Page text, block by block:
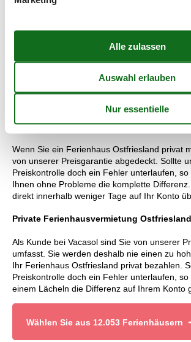
Norden, im Aquarium Wilhelmshaven und im
Vermietung von private Ferienhäuser
Ihre Vorteile bei Vacasol
Aus diesem Grund können Sie sich innerhalb
Überblick über alle Angebote verschaffen
Private Ferienhäuser mieten Ostfriesland:
Wenn Sie ein Ferienhaus Ostfriesland privat
von unserer Preisgarantie abgedeckt. Sollte
Preiskontrolle doch ein Fehler unterlaufen,
Ihnen ohne Probleme die komplette
direkt innerhalb weniger Tage auf Ihr Konto
Private Ferienhausvermietung
Als Kunde bei Vacasol sind Sie von unserer
umfasst. Sie werden deshalb nie einen zu
Ihr Ferienhaus Ostfriesland privat bezahlen.
Preiskontrolle doch ein Fehler unterlaufen,
einem Lächeln die Differenz auf Ihrem Konto
Wählen Sie aus 12.053 Ferienhäusern